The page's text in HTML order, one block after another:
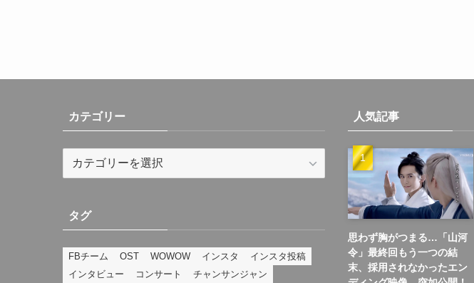
カテゴリー
リ
ー
タグ
FBチーム OST WOWOW インスタ
インスタ投稿
インタビュー
コンサート チャンサンジャン
人気記事
思わず胸がつまる…「山河
令」最終回もう一つの結
末、採用されなかったエン